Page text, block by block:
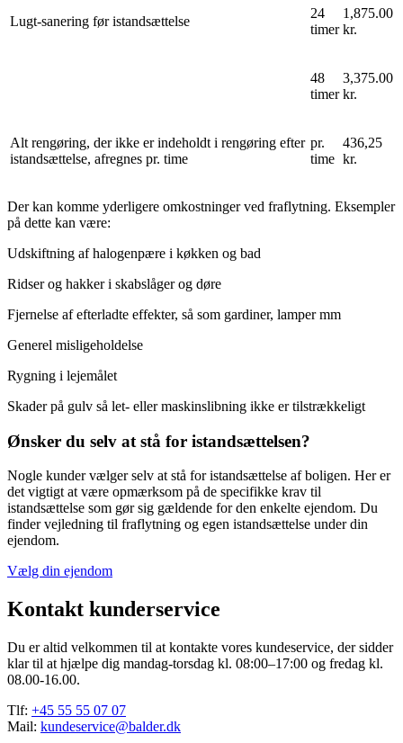
Lugt-sanering før istandsættelse
24
timer
1,875.00
kr.
48
timer
3,375.00
kr.
Alt rengøring, der ikke er indeholdt i rengøring efter
istandsættelse, afregnes pr. time
pr.
time
436,25
kr.
Der kan komme yderligere omkostninger ved fraflytning. Eksempler
på dette kan være:
Udskiftning af halogenpære i køkken og bad
Ridser og hakker i skabslåger og døre
Fjernelse af efterladte effekter, så som gardiner, lamper mm
Generel misligeholdelse
Rygning i lejemålet
Skader på gulv så let- eller maskinslibning ikke er tilstrækkeligt
Ønsker du selv at stå for istandsættelsen?
Nogle kunder vælger selv at stå for istandsættelse af boligen. Her er
det vigtigt at være opmærksom på de specifikke krav til
istandsættelse som gør sig gældende for den enkelte ejendom. Du
finder vejledning til fraflytning og egen istandsættelse under din
ejendom.
Vælg din ejendom
Kontakt kunderservice
Du er altid velkommen til at kontakte vores kundeservice, der sidder
klar til at hjælpe dig mandag-torsdag kl. 08:00–17:00 og fredag kl.
08.00-16.00.
Tlf: +45 55 55 07 07
Mail: kundeservice@balder.dk